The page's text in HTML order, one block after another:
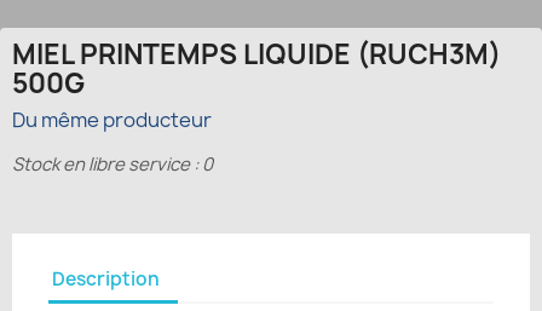
MIEL PRINTEMPS LIQUIDE (RUCH3M)
500G
Du même producteur
Stock en libre service : 0
Description